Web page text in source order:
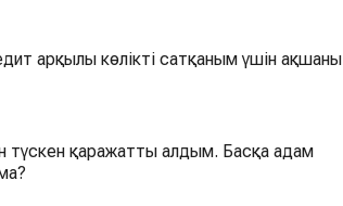
арқылы көлікті сатқаным үшін ақшаны
түскен қаражатты алдым. Басқа адам